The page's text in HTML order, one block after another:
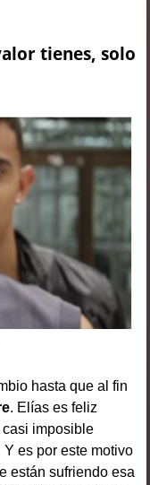
tienes, solo
hasta que al fin
. Elías es feliz
imposible
es por este motivo
están sufriendo esa